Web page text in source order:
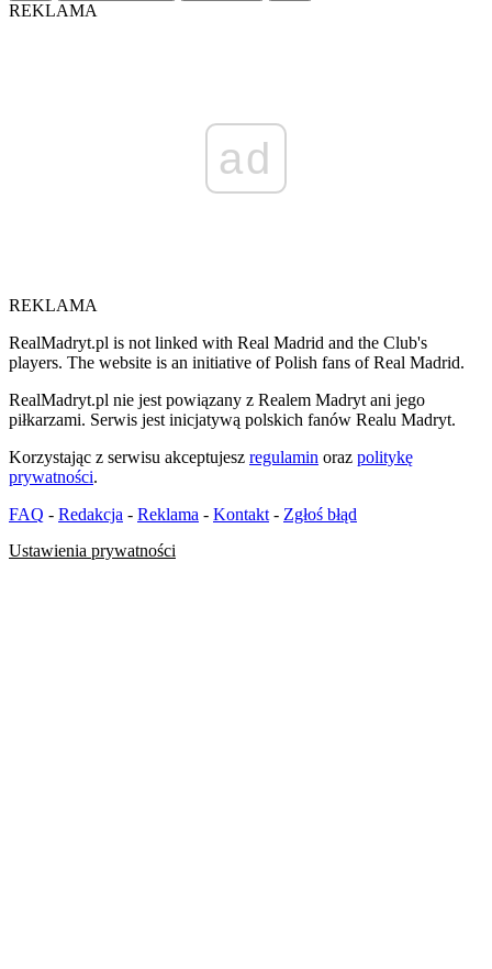
REKLAMA
ad
REKLAMA
RealMadryt.pl is not linked with Real Madrid and the Club's
players. The website is an initiative of Polish fans of Real Madrid.
RealMadryt.pl nie jest powiązany z Realem Madryt ani jego
piłkarzami. Serwis jest inicjatywą polskich fanów Realu Madryt.
Korzystając z serwisu akceptujesz regulamin oraz politykę
prywatności.
FAQ - Redakcja - Reklama - Kontakt - Zgłoś błąd
Ustawienia prywatności